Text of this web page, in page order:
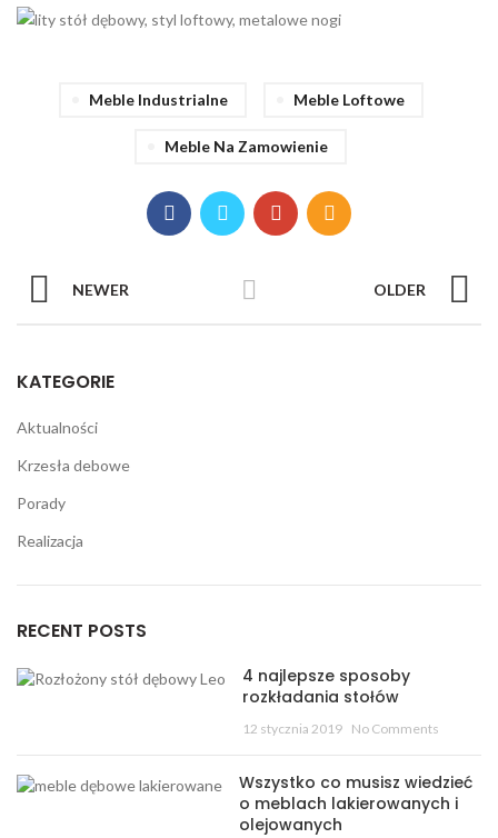
Meble Industrialne Meble Loftowe
Meble Na Zamowienie
NEWER OLDER
KATEGORIE
Aktualności
Krzesła debowe
Porady
Realizacja
RECENT POSTS
4 najlepsze sposoby
rozkładania stołów
12 stycznia 2019 No Comments
Wszystko co musisz wiedzieć
o meblach lakierowanych i
olejowanych